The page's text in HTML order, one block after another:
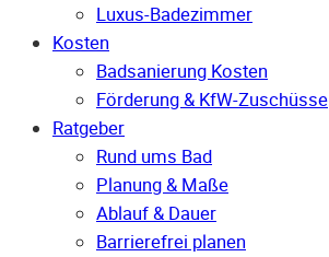
Luxus-Badezimmer
Kosten
Badsanierung Kosten
Förderung & KfW-Zuschüsse
Ratgeber
Rund ums Bad
Planung & Maße
Ablauf & Dauer
Barrierefrei planen